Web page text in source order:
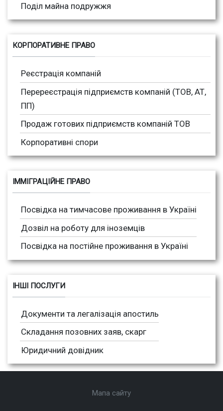
Поділ майна подружжя
КОРПОРАТИВНЕ ПРАВО
Реєстрація компаній
Перереєстрація підприємств компаній (ТОВ, АТ,
ПП)
Продаж готових підприємств компаній ТОВ
Корпоративні спори
ІММІГРАЦІЙНЕ ПРАВО
Посвідка на тимчасове проживання в Україні
Дозвіл на роботу для іноземців
Посвідка на постійне проживання в Україні
ІНШІ ПОСЛУГИ
Документи та легалізація апостиль
Складання позовних заяв, скарг
Юридичний довідник
Мапа сайту